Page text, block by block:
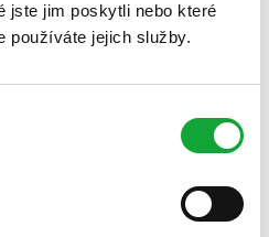
jste jim poskytli nebo které
používáte jejich služby.